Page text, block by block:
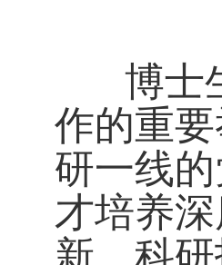
博士生
作的重
研一线
才培养
新、科